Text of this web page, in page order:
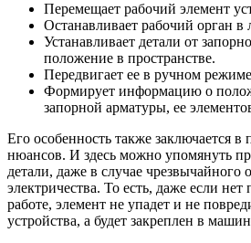
Перемещает рабочий элемент
Останавливает рабочий орган
Устанавливает детали от
положение в пространстве.
Передвигает ее в ручном
Формирует информацию о
запорной арматуры, ее
Его особенность также заключается в
нюансов. И здесь можно упомянуть
детали, даже в случае чрезвычайного
электричества. То есть, даже если нет
работе, элемент не упадет и не
устройства, а будет закреплен в